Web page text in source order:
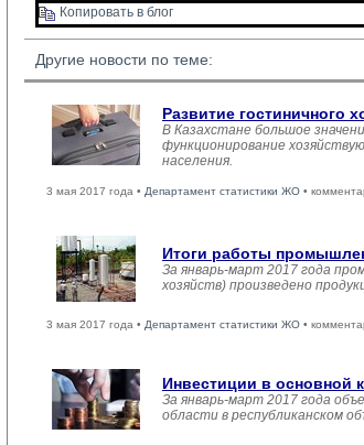
Копировать в блог
Другие новости по теме:
Развитие гостиничного
В Казахстане большое
функционирование
населения.
3 мая 2017 года • Департамент статистики ЖО •
Итоги работы
За январь-март 2017 года
хозяйств) произведено
3 мая 2017 года • Департамент статистики ЖО •
Инвестиции в основной
За январь-март 2017 года
области в республиканском